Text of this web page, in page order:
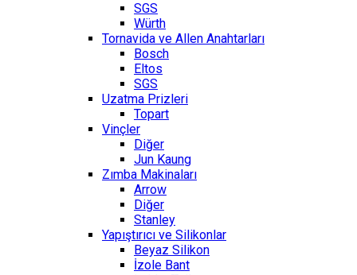
SGS
Würth
Tornavida ve Allen Anahtarları
Bosch
Eltos
SGS
Uzatma Prizleri
Topart
Vinçler
Diğer
Jun Kaung
Zımba Makinaları
Arrow
Diğer
Stanley
Yapıştırıcı ve Silikonlar
Beyaz Silikon
İzole Bant